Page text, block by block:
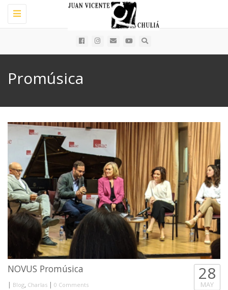
Toggle
navigation
Promúsica
NOVUS Promúsica
| Blog, Charlas | 0 Comments
28
MAY